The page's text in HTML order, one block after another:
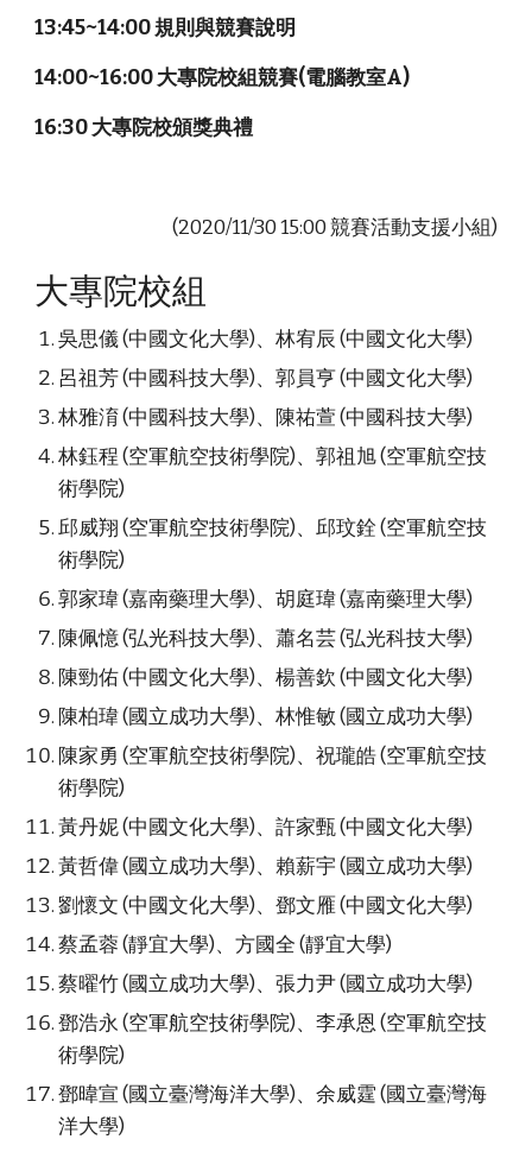
13:45~14:00 規則與競賽說明
14:00~16:00 大專院校組競賽(電腦教室A)
16:30 大專院校頒獎典禮
(2020/11/30 15:00 競賽活動支援小組)
大專院校組
吳思儀 (中國文化大學)、林宥辰 (中國文化大學)
呂祖芳 (中國科技大學)、郭員亨 (中國文化大學)
林雅淯 (中國科技大學)、陳祐萱 (中國科技大學)
林鈺程 (空軍航空技術學院)、郭祖旭 (空軍航空技
術學院)
邱威翔 (空軍航空技術學院)、邱玟銓 (空軍航空技
術學院)
郭家瑋 (嘉南藥理大學)、胡庭瑋 (嘉南藥理大學)
陳佩憶 (弘光科技大學)、蕭名芸 (弘光科技大學)
陳勁佑 (中國文化大學)、楊善欽 (中國文化大學)
陳柏瑋 (國立成功大學)、林惟敏 (國立成功大學)
陳家勇 (空軍航空技術學院)、祝瓏皓 (空軍航空技
術學院)
黃丹妮 (中國文化大學)、許家甄 (中國文化大學)
黃哲偉 (國立成功大學)、賴薪宇 (國立成功大學)
劉懷文 (中國文化大學)、鄧文雁 (中國文化大學)
蔡孟蓉 (靜宜大學)、方國全 (靜宜大學)
蔡曜竹 (國立成功大學)、張力尹 (國立成功大學)
鄧浩永 (空軍航空技術學院)、李承恩 (空軍航空技
術學院)
鄧暐宣 (國立臺灣海洋大學)、余威霆 (國立臺灣海
洋大學)